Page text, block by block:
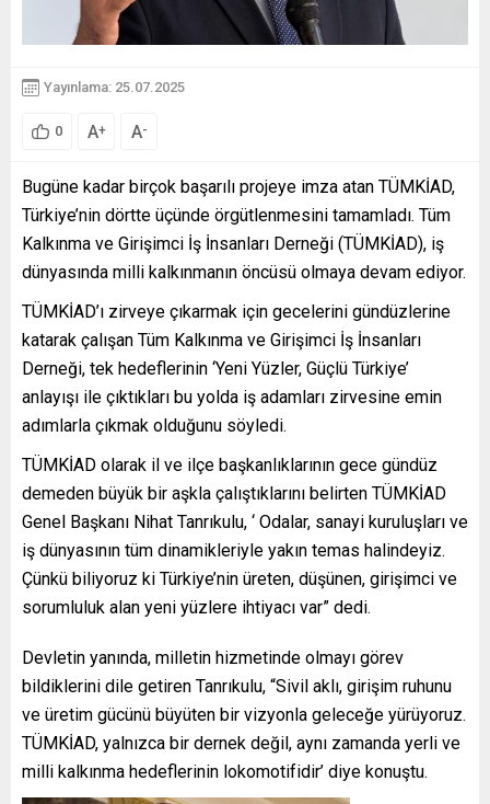
Yayınlama: 25.07.2025
0 A+ A-
Bugüne kadar birçok başarılı projeye imza atan TÜMKİAD,
Türkiye’nin dörtte üçünde örgütlenmesini tamamladı. Tüm
Kalkınma ve Girişimci İş İnsanları Derneği (TÜMKİAD), iş
dünyasında milli kalkınmanın öncüsü olmaya devam ediyor.
TÜMKİAD’ı zirveye çıkarmak için gecelerini gündüzlerine
katarak çalışan Tüm Kalkınma ve Girişimci İş İnsanları
Derneği, tek hedeflerinin ‘Yeni Yüzler, Güçlü Türkiye’
anlayışı ile çıktıkları bu yolda iş adamları zirvesine emin
adımlarla çıkmak olduğunu söyledi.
TÜMKİAD olarak il ve ilçe başkanlıklarının gece gündüz
demeden büyük bir aşkla çalıştıklarını belirten TÜMKİAD
Genel Başkanı Nihat Tanrıkulu, ‘ Odalar, sanayi kuruluşları ve
iş dünyasının tüm dinamikleriyle yakın temas halindeyiz.
Çünkü biliyoruz ki Türkiye’nin üreten, düşünen, girişimci ve
sorumluluk alan yeni yüzlere ihtiyacı var” dedi.
Devletin yanında, milletin hizmetinde olmayı görev
bildiklerini dile getiren Tanrıkulu, “Sivil aklı, girişim ruhunu
ve üretim gücünü büyüten bir vizyonla geleceğe yürüyoruz.
TÜMKİAD, yalnızca bir dernek değil, aynı zamanda yerli ve
milli kalkınma hedeflerinin lokomotifidir’ diye konuştu.